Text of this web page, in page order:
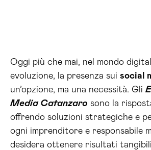
Oggi più che mai, nel mondo
evoluzione, la presenza sui social
un’opzione, ma una necessità. Gli
Media Catanzaro sono la
offrendo soluzioni strategiche e
ogni imprenditore e responsabile
desidera ottenere risultati